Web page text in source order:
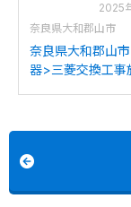
2025
奈良県大和郡山市
奈良県大和郡山
器>三菱交換工事